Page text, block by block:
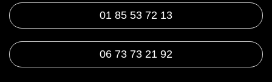
01 85 53 72 13
06 73 73 21 92